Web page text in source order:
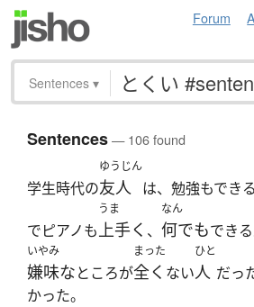
Forum
Sentences ▾
Sentences— 106 found
学生時代の
ゆうじん
友人 は、勉強もでき
でピアノも
うま
上手く 、
なん
何でもできる
いやみ
嫌味なところが
まった
全く ない
ひと
人 だっ
かった。